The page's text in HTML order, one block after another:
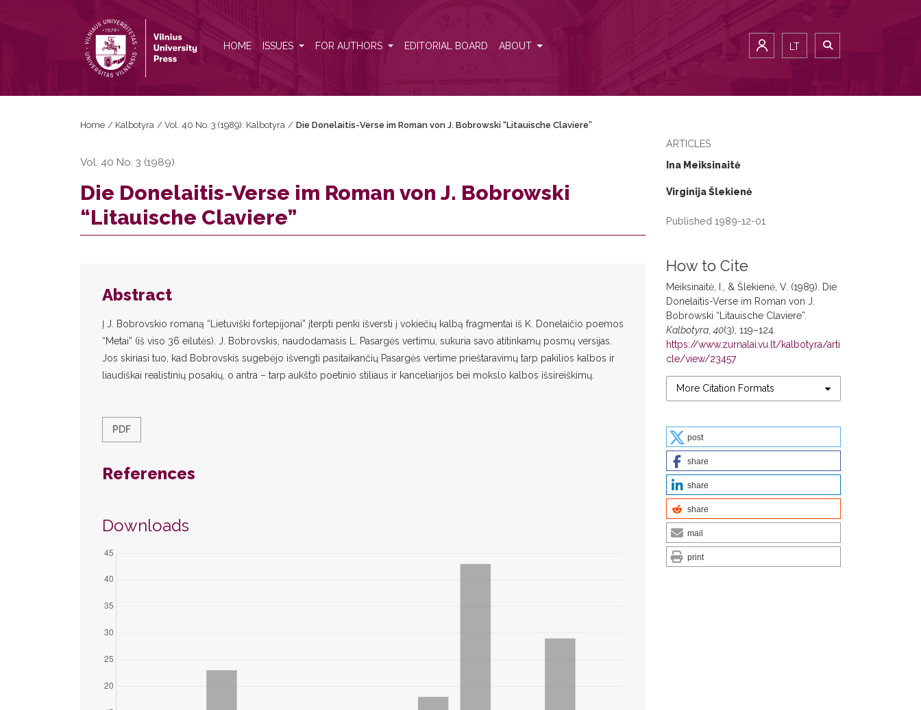
HOME ISSUES FOR AUTHORS EDITORIAL BOARD ABOUT LT
ARTICLES
Ina Meiksinaitė
Virginija Šlekienė
Published 1989-12-01
How to Cite
Meiksinaitė, I., & Šlekienė, V. (1989). Die
Donelaitis-Verse im Roman von J.
Bobrowski “Litauische Claviere”.
Kalbotyra ,40(3), 119–124.
https://www.zurnalai.vu.lt/kalbotyra/arti
cle/view/23457
More Citation Formats
post
share
share
share
mail
print
Home / Kalbotyra / Vol. 40 No. 3 (1989): Kalbotyra / Die Donelaitis-Verse im Roman von J. Bobrowski “Litauische Claviere”
Vol. 40 No. 3 (1989)
Die Donelaitis-Verse im Roman von J. Bobrowski
“Litauische Claviere”
Abstract
Į J. Bobrovskio romaną “Lietuviški fortepijonai” įterpti penki išversti į vokiečių kalbą fragmentai iš K. Donelaičio poemos
“Metai” (iš viso 36 eilutės). J. Bobrovskis, naudodamasis L. Pasargės vertimu, sukuria savo atitinkamų posmų versijas.
Jos skiriasi tuo, kad Bobrovskis sugebėjo išvengti pasitaikančių Pasargės vertime prieštaravimų tarp pakilios kalbos ir
liaudiškai realistinių posakių, o antra – tarp aukšto poetinio stiliaus ir kanceliarijos bei mokslo kalbos išsireiškimų.
PDF
References
Downloads